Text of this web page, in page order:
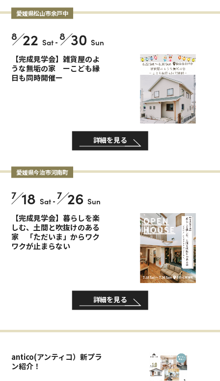
愛媛県松山市余戸中
8 22 Sat- 8 30 Sun
【完成見学会】雑貨屋のよ
うな無垢の家 ーこども縁
日も同時開催ー
詳細を見る
愛媛県今治市河南町
7 18 Sat-7 26 Sun
【完成見学会】暮らしを楽
しむ、土間と吹抜けのある
家 「ただいま」からワク
ワクが止まらない
詳細を見る
antico(アンティコ）新プラ
ン紹介！